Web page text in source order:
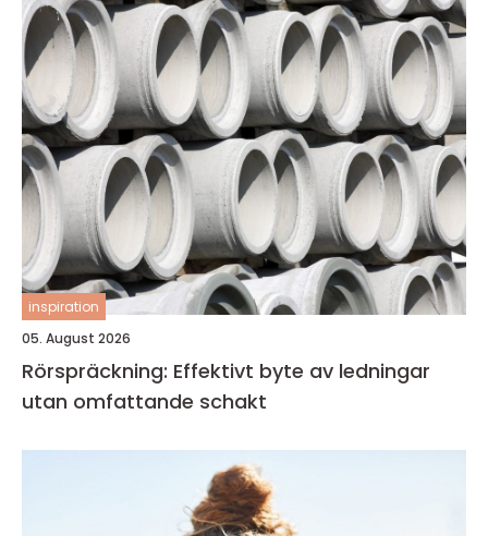
inspiration
05. August 2026
Rörspräckning: Effektivt byte av ledningar
utan omfattande schakt